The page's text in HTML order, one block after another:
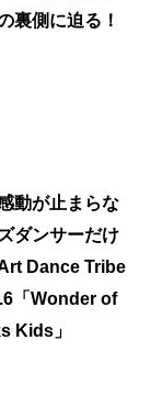
裏側に迫る！
動が止まらな
ダンサーだけ
Dance Tribe
「Wonder of
Kids」